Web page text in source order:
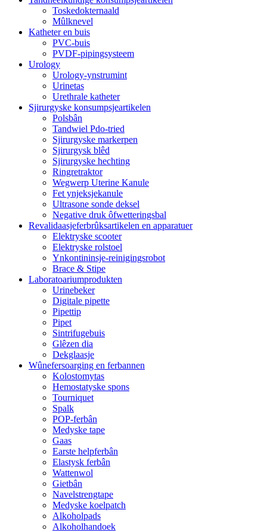
Toskedokternaald
Mûlknevel
Katheter en buis
PVC-buis
PVDF-pipingsysteem
Urology
Urology-ynstrumint
Urinetas
Urethrale katheter
Sjirurgyske konsumpsjeartikelen
Polsbân
Tandwiel Pdo-tried
Sjirurgyske markerpen
Sjirurgysk blêd
Sjirurgyske hechting
Ringretraktor
Wegwerp Uterine Kanule
Fet ynjeksjekanule
Ultrasone sonde deksel
Negative druk ôfwetteringsbal
Revalidaasjeferbrûksartikelen en apparatuer
Elektryske scooter
Elektryske rolstoel
Ynkontininsje-reinigingsrobot
Brace & Stipe
Laboratoariumprodukten
Urinebeker
Digitale pipette
Pipettip
Pipet
Sintrifugebuis
Glêzen dia
Dekglaasje
Wûnefersoarging en ferbannen
Kolostomytas
Hemostatyske spons
Tourniquet
Spalk
POP-ferbân
Medyske tape
Gaas
Earste helpferbân
Elastysk ferbân
Wattenwol
Gietbân
Navelstrengtape
Medyske koelpatch
Alkoholpads
Alkoholhandoek